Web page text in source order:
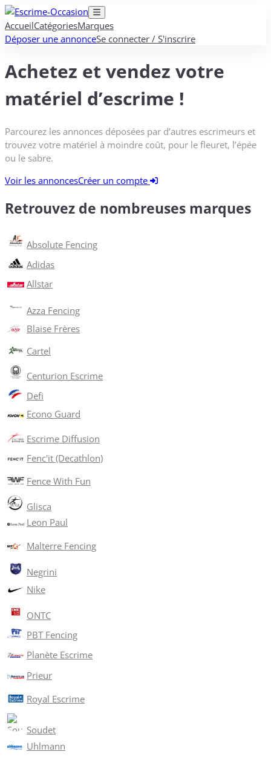
AccueilCatégoriesMarques
Déposer une annonceSe connecter / S'inscrire
Achetez et vendez votre
matériel d’escrime !
Parcourez les annonces déposées par d’autres escrimeurs et
trouvez votre matériel à moindre coût, pour le fleuret, l’épée
ou le sabre.
Voir les annoncesCréer un compte
Retrouvez de nombreuses marques
Absolute Fencing
Adidas
Allstar
Azza Fencing
Blaise Frères
Cartel
Centurion Escrime
Defi
Econo Guard
Escrime Diffusion
Fenc'it (Decathlon)
Fence With Fun
Glisca
Leon Paul
Malterre Fencing
Negrini
Nike
ONTC
PBT Fencing
Planète Escrime
Prieur
Royal Escrime
Soudet
Uhlmann